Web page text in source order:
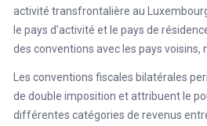
activité transfrontalière au
le pays d’activité et le pays de
des conventions avec les pays voisins,
Les conventions fiscales bilatérales
de double imposition et attribuent le
différentes catégories de revenus